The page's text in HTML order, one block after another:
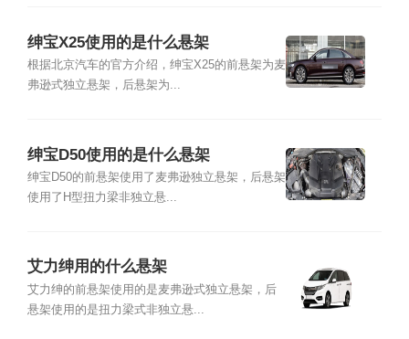
绅宝X25使用的是什么悬架
根据北京汽车的官方介绍，绅宝X25的前悬架为麦
弗逊式独立悬架，后悬架为...
绅宝D50使用的是什么悬架
绅宝D50的前悬架使用了麦弗逊独立悬架，后悬架
使用了H型扭力梁非独立悬...
艾力绅用的什么悬架
艾力绅的前悬架使用的是麦弗逊式独立悬架，后
悬架使用的是扭力梁式非独立悬...